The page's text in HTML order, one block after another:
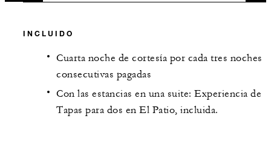
INCLUIDO
Cuarta noche de cortesía por cada tres noches
consecutivas pagadas
Con las estancias en una suite: Experiencia de
Tapas para dos en El Patio, incluida.